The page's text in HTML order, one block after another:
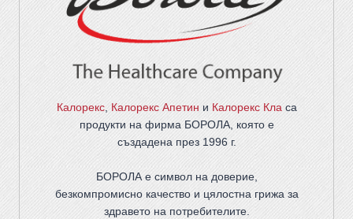
Калорекс, Калорекс Апетин и Калорекс Класа
продукти на фирма БОРОЛА, която е
създадена през 1996 г.
БОРОЛА е символ на доверие,
безкомпромисно качество и цялостна грижа за
здравето на потребителите.